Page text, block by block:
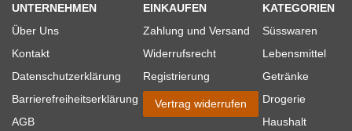
UNTERNEHMEN
Über Uns
Kontakt
Datenschutzerklärung
Barrierefreiheitserklärung
AGB
EINKAUFEN
Zahlung und Versand
Widerrufsrecht
Registrierung
Vertrag widerrufen
KATEGORIEN
Süsswaren
Lebensmittel
Getränke
Drogerie
Haushalt